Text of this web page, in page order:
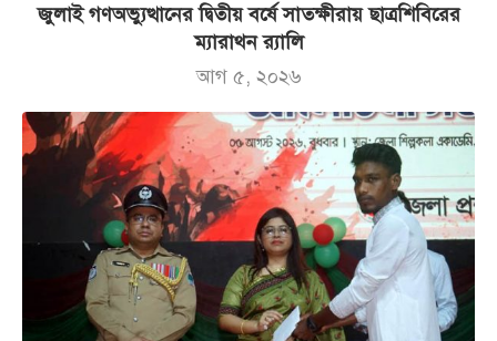
জুলাই গণঅভ্যুত্থানের দ্বিতীয় বর্ষে সাতক্ষীরায় ছাত্রশিবিরের
ম্যারাথন র‌্যালি
আগ ৫, ২০২৬